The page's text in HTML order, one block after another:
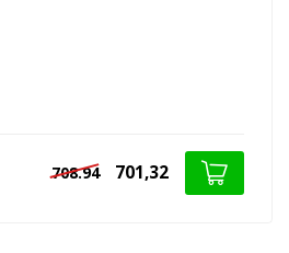
708.94 701,32